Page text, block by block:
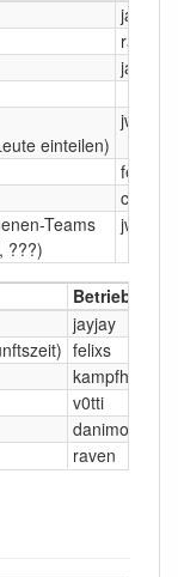
jayjay
raven
jayjay
einteilen)
felixs/
capo
Teams
???)
Betrieb
jayjay
felixs
v0tti
danimo/
raven